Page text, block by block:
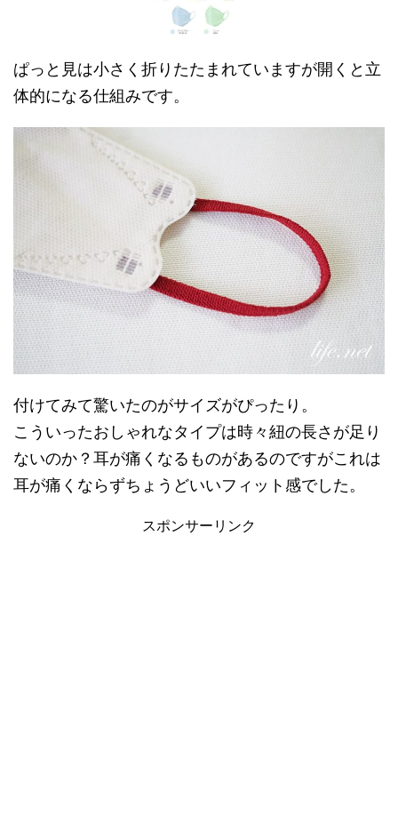
ぱっと見は小さく折りたたまれていますが開くと立
体的になる仕組みです。
付けてみて驚いたのがサイズがぴったり。
こういったおしゃれなタイプは時々紐の長さが足り
ないのか？耳が痛くなるものがあるのですがこれは
耳が痛くならずちょうどいいフィット感でした。
スポンサーリンク